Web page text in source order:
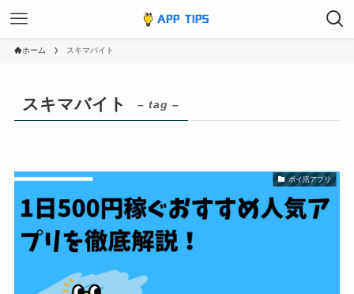
ホーム スキマバイト
スキマバイト – tag –
ポイ活アプリ